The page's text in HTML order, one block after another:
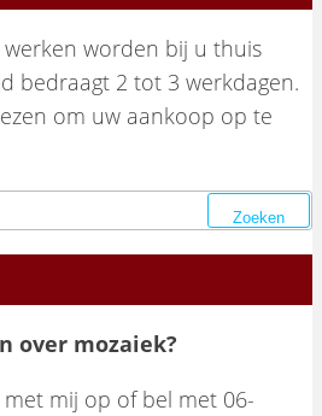
werken worden bij u thuis
bedraagt 2 tot 3 werkdagen.
om uw aankoop op te
over mozaiek?
met mij op of bel met 06-